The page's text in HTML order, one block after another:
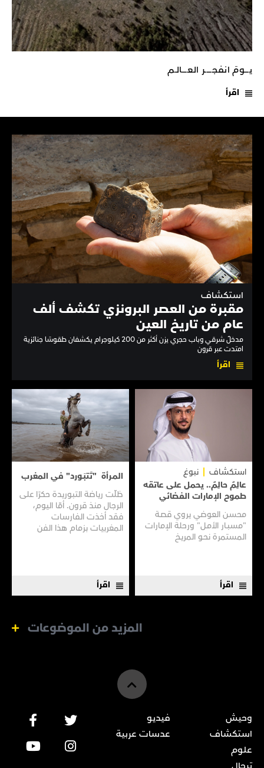
يـــومَ انفجـــــر العــــالـم
اقرأ
استكشاف
مقبرة من العصر البرونزي تكشف ألف
عام من تاريخ العين
مدخلٌ شرقي وباب حجري يزن أكثر من 200 كيلوجرام يكشفان طقوسًا جنائزية
امتدت عبر قرون
اقرأ
استكشاف
نبوغ
عالِمٌ حالِمٌ.. يحمل على عاتقه
طموح الإمارات الفضائي
محسن العوضي يروي قصـة
"مسبـار الأمـل" ورحلة الإمارات
المستمرة نحـو المريـخ
اقرأ
المـرأة "تَتبَـورد" في المغرب
ظلّت رياضة التبوريدة حكرًا على
الرجال منذ قرون. أمّا اليوم،
فقد أخذت الفارسات
المغربيات بزمام هذا الفن
اقرأ
المزيد من الموضوعات
وحيش
استكشاف
علوم
فيديو
عدسات عربية